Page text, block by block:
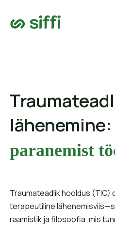
lähenemine:
paranemist
Traumateadlik hooldus (TIC)
terapeutiline
raamistik ja filosoofia, mis